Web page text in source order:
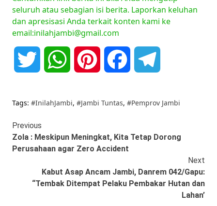
seluruh atau sebagian isi berita. Laporkan keluhan
dan apresisasi Anda terkait konten kami ke
email:inilahjambi@gmail.com
Twitter WhatsAppPinterest Facebook
Tags: #InilahJambi, #Jambi Tuntas, #Pemprov Jambi
Continue
Reading
Previous
Zola : Meskipun Meningkat, Kita Tetap Dorong
Perusahaan agar Zero Accident
Next
Kabut Asap Ancam Jambi, Danrem 042/Gapu:
“Tembak Ditempat Pelaku Pembakar Hutan dan
Lahan’